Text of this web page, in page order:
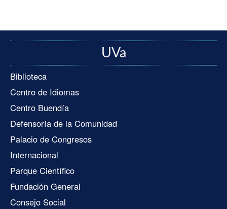
UVa
Biblioteca
Centro de Idiomas
Centro Buendía
Defensoría de la Comunidad
Palacio de Congresos
Internacional
Parque Científico
Fundación General
Consejo Social